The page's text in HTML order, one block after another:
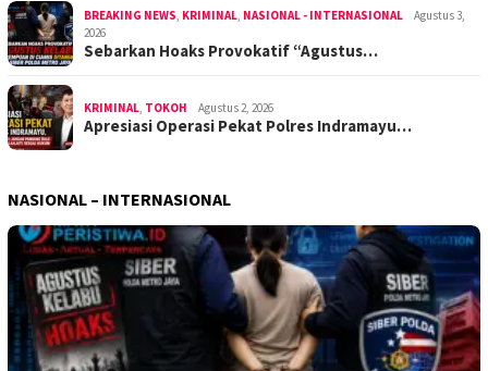
BREAKING NEWS, KRIMINAL, NASIONAL - INTERNASIONAL
Agustus 3,
2026
Sebarkan Hoaks Provokatif “Agustus…
KRIMINAL, TOKOH Agustus 2, 2026
Apresiasi Operasi Pekat Polres Indramayu…
NASIONAL – INTERNASIONAL